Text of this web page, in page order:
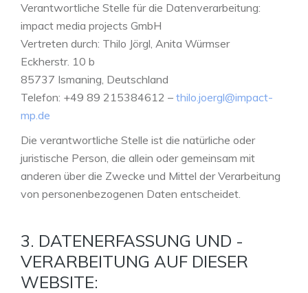
Verantwortliche Stelle für die Datenverarbeitung:
impact media projects GmbH
Vertreten durch: Thilo Jörgl, Anita Würmser
Eckherstr. 10 b
85737 Ismaning, Deutschland
Telefon: +49 89 215384612 – thilo.joergl@impact-
mp.de
Die verantwortliche Stelle ist die natürliche oder
juristische Person, die allein oder gemeinsam mit
anderen über die Zwecke und Mittel der Verarbeitung
von personenbezogenen Daten entscheidet.
3. DATENERFASSUNG UND -
VERARBEITUNG AUF DIESER
WEBSITE: